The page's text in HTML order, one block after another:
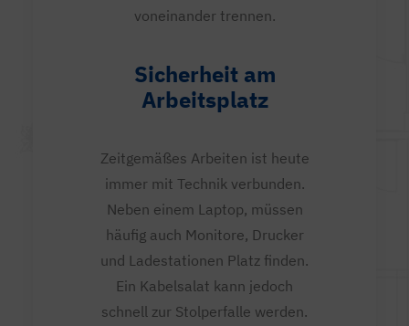
voneinander trennen.
Sicherheit am
Arbeitsplatz
Zeitgemäßes Arbeiten ist heute
immer mit Technik verbunden.
Neben einem Laptop, müssen
häufig auch Monitore, Drucker
und Ladestationen Platz finden.
Ein Kabelsalat kann jedoch
schnell zur Stolperfalle werden.